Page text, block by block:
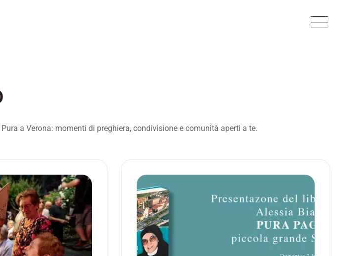
a Verona: momenti di preghiera, condivisione e comunità aperti a te.